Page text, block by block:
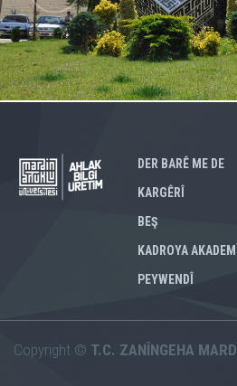
DER BARÊ ME DE
KARGÊRÎ
BEŞ
KADROYA
PEYWENDÎ
Copyright © T.C. ZANÎNGEHA